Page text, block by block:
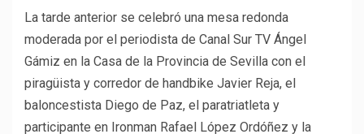
La tarde anterior se celebró una mesa redonda
moderada por el periodista de Canal Sur TV Ángel
Gámiz en la Casa de la Provincia de Sevilla con el
piragüista y corredor de handbike Javier Reja, el
baloncestista Diego de Paz, el paratriatleta y
participante en Ironman Rafael López Ordóñez y la